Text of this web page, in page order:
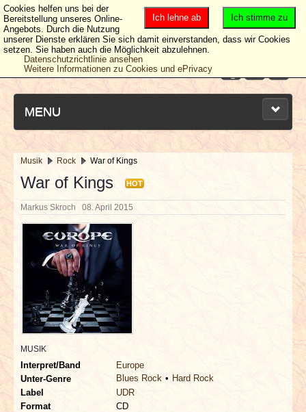
MENU
NEUESTE ARTIKEL
NEWS & DATES
BERICHTE
VERLOSUNGEN
INTERVIEWS
SPECIALS
REDAKTION
Musik Rock War of Kings
War of Kings HOT
Markus Skroch 08. April 2015
MUSIK
Interpret/Band
Europe
Unter-Genre
Blues Rock
Hard Rock
Label
UDR
Format
CD
Ich stimme zu
Ich lehne ab
Cookies helfen uns bei der
Bereitstellung unseres Online-
Angebots. Durch die Nutzung
unserer Dienste erklären Sie sich damit einverstanden, dass wir Cookies
setzen. Sie haben auch die Möglichkeit abzulehnen.
Datenschutzrichtlinie ansehen
Weitere Informationen zu Cookies und ePrivacy